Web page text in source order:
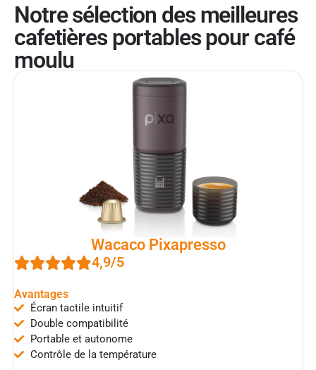
Notre sélection des meilleures
cafetières portables​ pour café
moulu
Wacaco Pixapresso
4,9/5
Avantages
Écran tactile intuitif
Double compatibilité
Portable et autonome
Contrôle de la température